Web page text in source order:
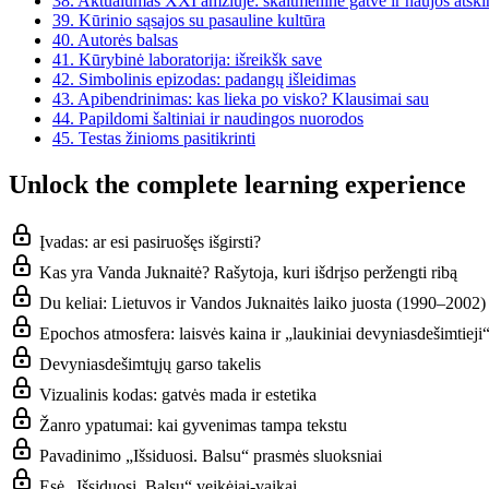
39. Kūrinio sąsajos su pasauline kultūra
40. Autorės balsas
41. Kūrybinė laboratorija: išreikšk save
42. Simbolinis epizodas: padangų išleidimas
43. Apibendrinimas: kas lieka po visko? Klausimai sau
44. Papildomi šaltiniai ir naudingos nuorodos
45. Testas žinioms pasitikrinti
Unlock the complete learning experience
Įvadas: ar esi pasiruošęs išgirsti?
Kas yra Vanda Juknaitė? Rašytoja, kuri išdrįso peržengti ribą
Du keliai: Lietuvos ir Vandos Juknaitės laiko juosta (1990–2002)
Epochos atmosfera: laisvės kaina ir „laukiniai devyniasdešimtieji“
Devyniasdešimtųjų garso takelis
Vizualinis kodas: gatvės mada ir estetika
Žanro ypatumai: kai gyvenimas tampa tekstu
Pavadinimo „Išsiduosi. Balsu“ prasmės sluoksniai